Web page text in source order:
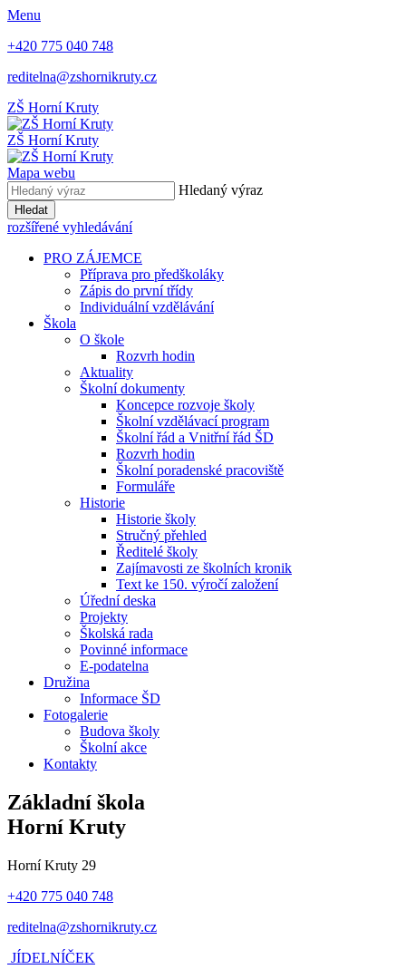
Menu
+420 775 040 748
reditelna@zshornikruty.cz
ZŠ Horní Kruty
ZŠ Horní Kruty
Mapa webu
Hledaný výraz
Hledat
rozšířené vyhledávání
PRO ZÁJEMCE
Příprava pro předškoláky
Zápis do první třídy
Individuální vzdělávání
Škola
O škole
Rozvrh hodin
Aktuality
Školní dokumenty
Koncepce rozvoje školy
Školní vzdělávací program
Školní řád a Vnitřní řád ŠD
Rozvrh hodin
Školní poradenské pracoviště
Formuláře
Historie
Historie školy
Stručný přehled
Ředitelé školy
Zajímavosti ze školních kronik
Text ke 150. výročí založení
Úřední deska
Projekty
Školská rada
Povinné informace
E-podatelna
Družina
Informace ŠD
Fotogalerie
Budova školy
Školní akce
Kontakty
Základní škola
Horní Kruty
Horní Kruty 29
+420 775 040 748
reditelna@zshornikruty.cz
JÍDELNÍČEK